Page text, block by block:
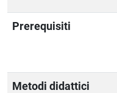
Prerequisiti
Metodi didattici